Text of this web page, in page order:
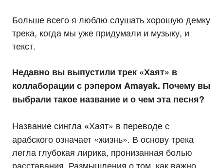
Больше всего я люблю слушать хорошую демку
трека, когда мы уже придумали и музыку, и
текст.
Недавно вы выпустили трек «Хаят» в
коллаборации с рэпером Amayak. Почему вы
выбрали такое название и о чем эта песня?
Название сингла «Хаят» в переводе с
арабского означает «жизнь». В основу трека
легла глубокая лирика, пронизанная болью
расставания. Размышления о том, как важно